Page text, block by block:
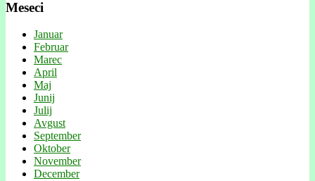
Meseci
Januar
Februar
Marec
April
Maj
Junij
Julij
Avgust
September
Oktober
November
December